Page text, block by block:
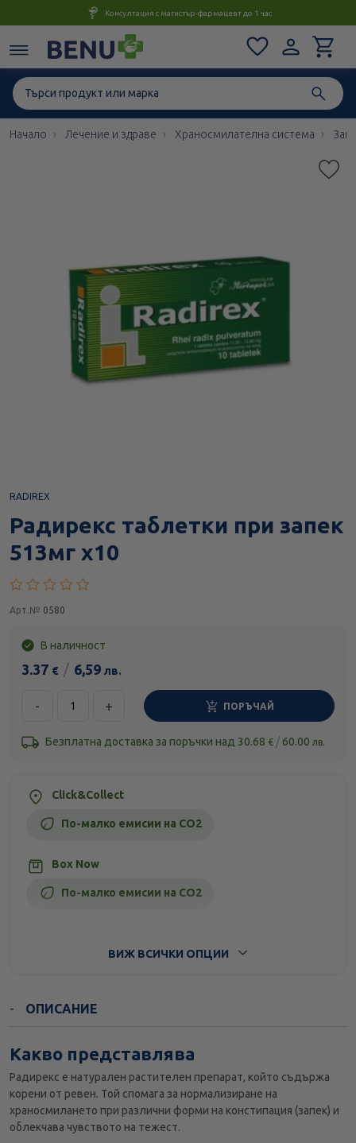
Консултация с магистър-фармацевт до 1 час
Начало Лечение и здраве Храносмилателна система
RADIREX
Радирекс таблетки при запек
513мг х10
Арт.№ 0580
В наличност
3.37 € / 6,59 лв.
- + ПОРЪЧАЙ
Безплатна доставка за поръчки над 30.68 € / 60.00 лв.
Click&Collect
По-малко емисии на CO2
Box Now
По-малко емисии на CO2
ВИЖ ВСИЧКИ ОПЦИИ
ОПИСАНИЕ
Какво представлява
Радирекс е натурален растителен препарат, който съдържа
корени от ревен. Той спомага за нормализиране на
храносмилането при различни форми на констипация (запек) и
облекчава чувството на тежест.